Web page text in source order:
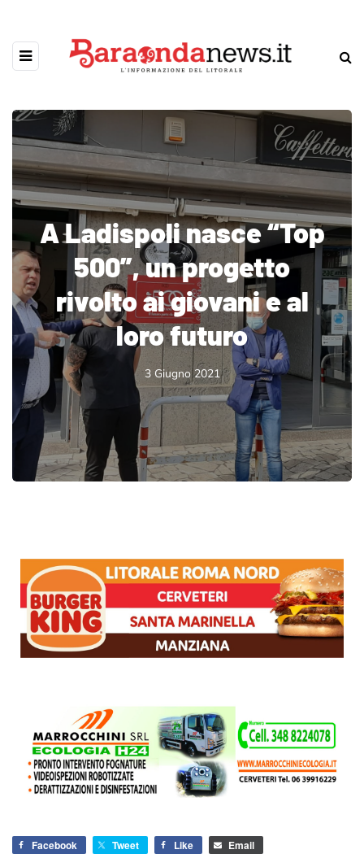
A Ladispoli nasce “Top
500”, un progetto
rivolto ai giovani e al
loro futuro
3 Giugno 2021
Facebook Tweet Like Email